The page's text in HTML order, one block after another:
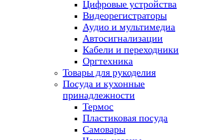
Цифровые устройства
Видеорегистраторы
Аудио и мультимедиа
Автосигнализации
Кабели и переходники
Оргтехника
Товары для рукоделия
Посуда и кухонные
принадлежности
Термос
Пластиковая посуда
Самовары